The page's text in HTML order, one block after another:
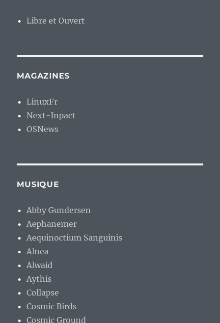
Libre et Ouvert
MAGAZINES
LinuxFr
Next-Inpact
OSNews
MUSIQUE
Abby Gundersen
Aephanemer
Aequinoctium Sanguinis
Alnea
Alwaid
Aythis
Collapse
Cosmic Birds
Cosmic Ground